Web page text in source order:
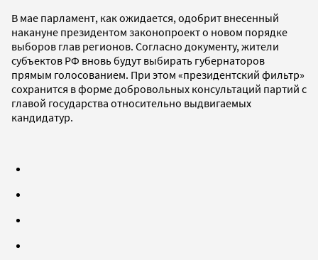
В мае парламент, как ожидается, одобрит внесенный
накануне президентом законопроект о новом порядке
выборов глав регионов. Согласно документу, жители
субъектов РФ вновь будут выбирать губернаторов
прямым голосованием. При этом «президентский фильтр»
сохранится в форме добровольных консультаций партий с
главой государства относительно выдвигаемых
кандидатур.